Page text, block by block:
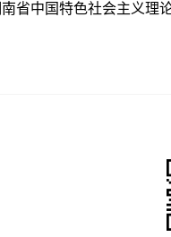
中国特色社会主义理